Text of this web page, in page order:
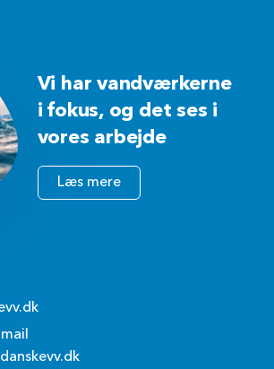
Vi har vandværkerne
i fokus, og det ses i
vores arbejde
Læs mere